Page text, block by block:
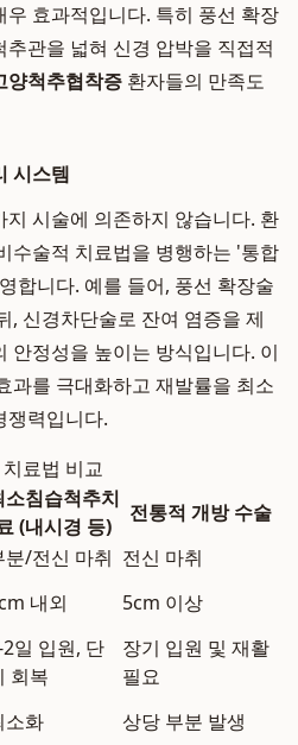
효과적입니다. 특히 풍선 확장
관을 넓혀 신경 압박을 직접적
양척추협착증 환자들의 만족도
시스템
시술에 의존하지 않습니다. 환
수술적 치료법을 병행하는 '통합
합니다. 예를 들어, 풍선 확장술
, 신경차단술로 잔여 염증을 제
안정성을 높이는 방식입니다. 이
과를 극대화하고 재발률을 최소
쟁력입니다.
료법 비교
소침습척추치
(내시경 등)
전통적 개방 수술
분/전신 마취 전신 마취
내외
5cm 이상
2일 입원, 단
회복
장기 입원 및 재활
필요
소화
상당 부분 발생